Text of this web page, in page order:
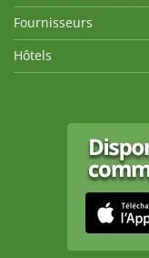
Fournisseurs
Hôtels